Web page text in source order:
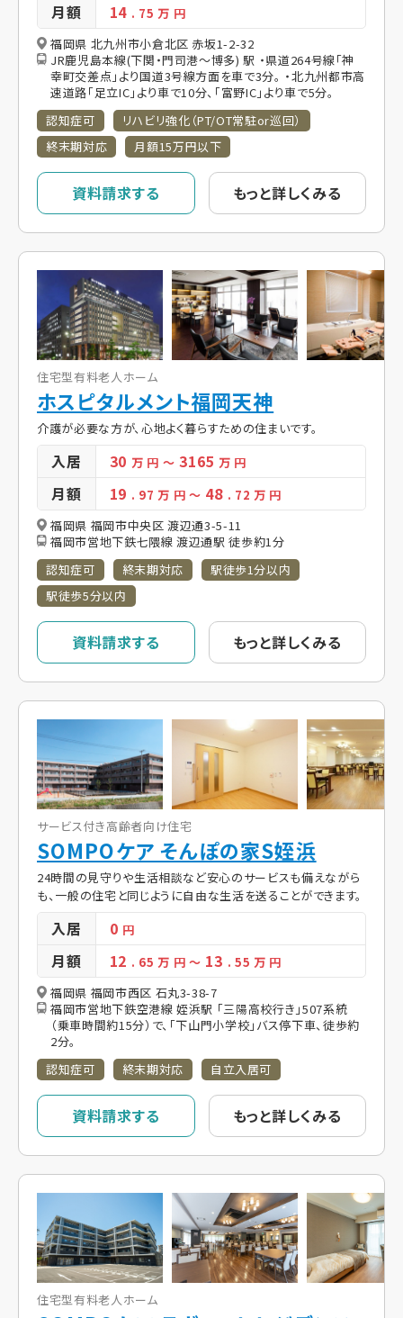
月額 14 . 75万 円
福岡県 北九州市小倉北区 赤坂1-2-32
JR鹿児島本線(下関・門司港～博多) 駅 ・県道264号線「神
幸町交差点」より国道3号線方面を車で3分。 ・北九州都市高
速道路「足立IC」より車で10分、「富野IC」より車で5分。
認知症可
リハビリ強化（PT/OT常駐or巡回）
終末期対応
月額15万円以下
資料請求する もっと詳しくみる
住宅型有料老人ホーム
ホスピタルメント福岡天神
介護が必要な方が、心地よく暮らすための住まいです。
入居 30万 円 ～ 3165万 円
月額 19 . 97万 円 ～ 48 . 72 万 円
福岡県 福岡市中央区 渡辺通3-5-11
福岡市営地下鉄七隈線 渡辺通駅 徒歩約1分
認知症可
終末期対応
駅徒歩1分以内
駅徒歩5分以内
資料請求する もっと詳しくみる
サービス付き高齢者向け住宅
SOMPOケア そんぽの家S姪浜
24時間の見守りや生活相談など安心のサービスも備えながら
も、一般の住宅と同じように自由な生活を送ることができます。
入居 0 円
月額 12 . 65万 円 ～ 13 . 55 万 円
福岡県 福岡市西区 石丸3-38-7
福岡市営地下鉄空港線 姪浜駅 「三陽高校行き」507系統
（乗車時間約15分）で、「下山門小学校」バス停下車、徒歩約
2分。
認知症可
終末期対応 自立入居可
資料請求する もっと詳しくみる
住宅型有料老人ホーム